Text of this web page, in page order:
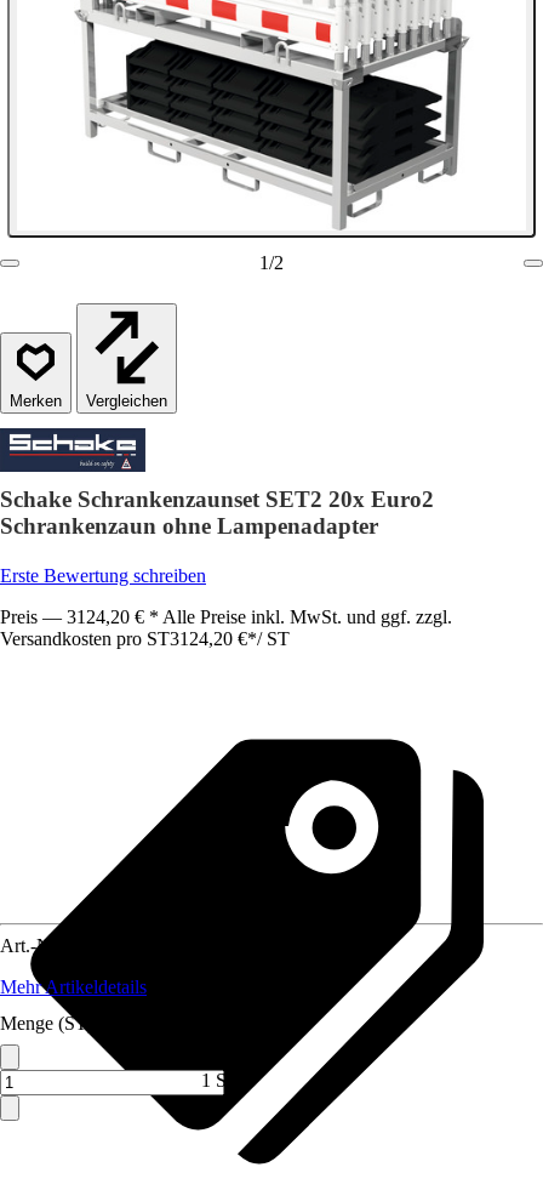
1/2
Vergleichen
Schake Schrankenzaunset SET2 20x Euro2
Schrankenzaun ohne Lampenadapter
Erste Bewertung schreiben
Preis — 3124,20 € * Alle Preise inkl. MwSt. und ggf. zzgl.
Versandkosten pro ST3124,20 €*/ ST
Art.-Nr.
Mehr Artikeldetails
Menge (ST)
1 ST